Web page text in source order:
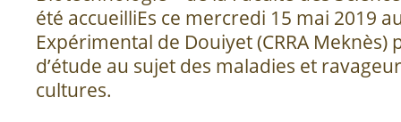
été accueilliEs ce mercredi 15 mai 2019
Expérimental de Douiyet (CRRA Meknès)
d’étude au sujet des maladies et
cultures.